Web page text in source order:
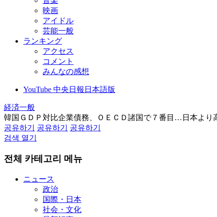
映画
アイドル
芸能一般
ランキング
アクセス
コメント
みんなの感想
YouTube 中央日報日本語版
経済一般
韓国ＧＤＰ対比企業債務、ＯＥＣＤ諸国で７番目…日本より
공유하기
공유하기
공유하기
검색 열기
전체 카테고리 메뉴
ニュース
政治
国際・日本
社会・文化